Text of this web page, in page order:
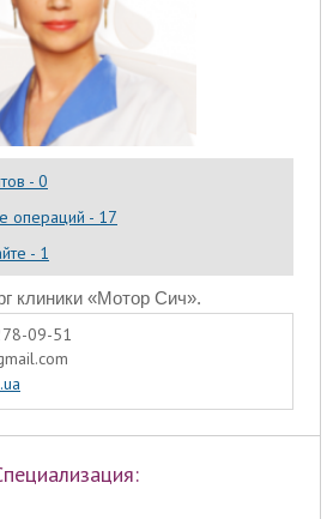
- 0
операций - 17
- 1
клиники «Мотор Сич».
09-51